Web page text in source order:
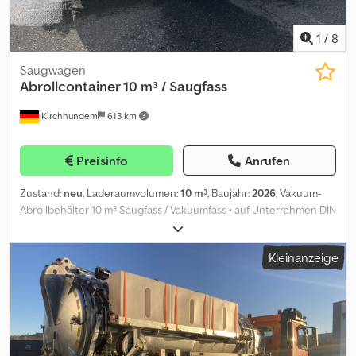
1 / 8
Kirchhundem 613 km
Saugwagen
Abrollcontainer 10 m³ / Saugfass
Preisinfo Anrufen
Zustand: neu, Laderaumvolumen:10 m³, Baujahr:2026, Vakuum-
Abrollbehälter 10 m³ Saugfass / Vakuumfass • auf Unterrahmen DIN
30722 - Länge 6060 mm • Stahltank mit 10.000 Liter Inhalt •
Behälter und Unterrahmen feuerverzinkt • Winkelrahmen über
die gesamte Länge durchgehend verschweißt • ausgelegt für
max. 0,5 bar Druck • ausgelegt für max. 1,0 bar Vakuum • 2 Stück
Flüssigkeitsabscheider und • Sicherheitssystem: Domdeckel-,
Regelventil mit • Sicherheitsdom mit Übersaugventil •
mechanischer Füllstandanzeiger mit Scala • 2 innenliegende
Schwallwände mit T-Eisenring Verstärkung • Sauganschluss im
Kleinanzeige